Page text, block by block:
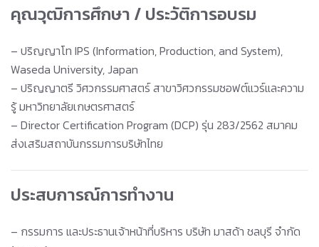
คุณวุฒิการศึกษา / ประวัติการอบรม
– ปริญญาโท IPS (Information, Production, and System),
Waseda University, Japan
– ปริญญาตรี วิศวกรรมศาสตร์ สาขาวิศวกรรมซอฟต์แวร์และความ
รู้ มหาวิทยาลัยเกษตรศาสตร์
– Director Certification Program (DCP) รุ่น 283/2562 สมาคม
ส่งเสริมสถาบันกรรมการบริษัทไทย
ประสบการณ์การทำงาน
– กรรมการ และประธานเจ้าหน้าที่บริหาร บริษัท มาสด้า ชลบุรี จำกัด